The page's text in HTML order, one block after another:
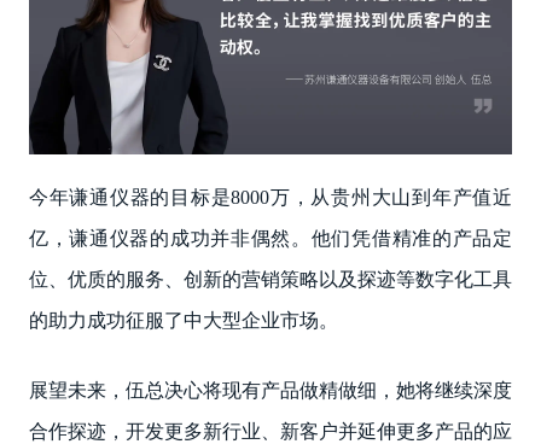
今年谦通仪器的目标是8000万，从贵州大山到年产值近
亿，谦通仪器的成功并非偶然。他们凭借精准的产品定
位、优质的服务、创新的营销策略以及探迹等数字化工具
的助力成功征服了中大型企业市场。
展望未来，伍总决心将现有产品做精做细，她将继续深度
合作探迹，开发更多新行业、新客户并延伸更多产品的应